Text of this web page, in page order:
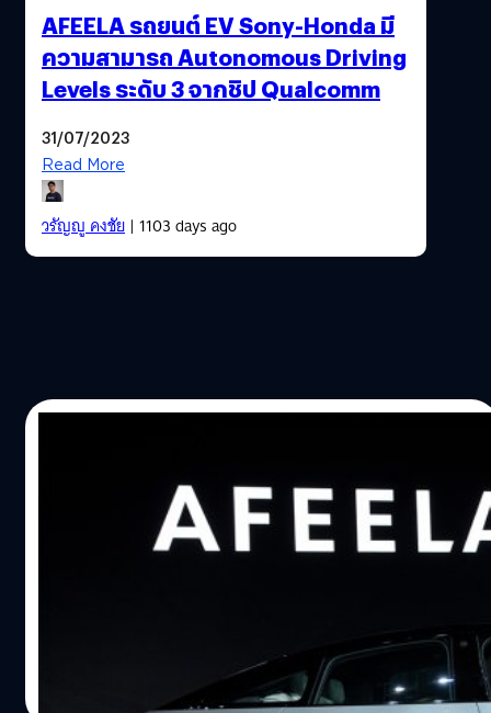
AFEELA รถยนต์ EV Sony-Honda มี
ความสามารถ Autonomous Driving
Levels ระดับ 3 จากชิป Qualcomm
31/07/2023
Read More
วรัญญู คงชัย| 1103 days ago
‘AFEELA’ เผยโฉมรถต้นแบบในงาน CES 2023
รถยนต์ไฟฟ้าต้นแบบจากแบรนด์ AFEELA ที่เป็นความร่วมมือ
| 1310 days ago